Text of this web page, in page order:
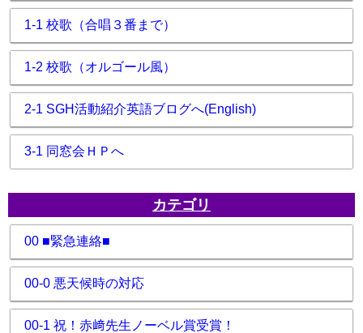
1-1 校歌（合唱３番まで）
1-2 校歌（オルゴール風）
2-1 SGH活動紹介英語ブログへ(English)
3-1 同窓会ＨＰへ
カテゴリ
00 ■緊急連絡■
00-0 悪天候時の対応
00-1 祝！赤﨑先生ノーベル賞受賞！